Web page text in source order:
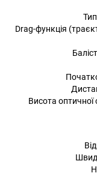
Drag-функція
Висота